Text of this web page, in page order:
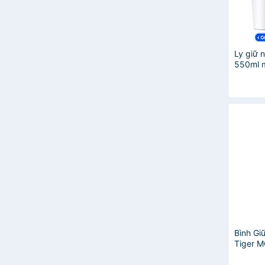
Ly giữ
550ml
hãng,
chất
miệng
Bình
Tiger